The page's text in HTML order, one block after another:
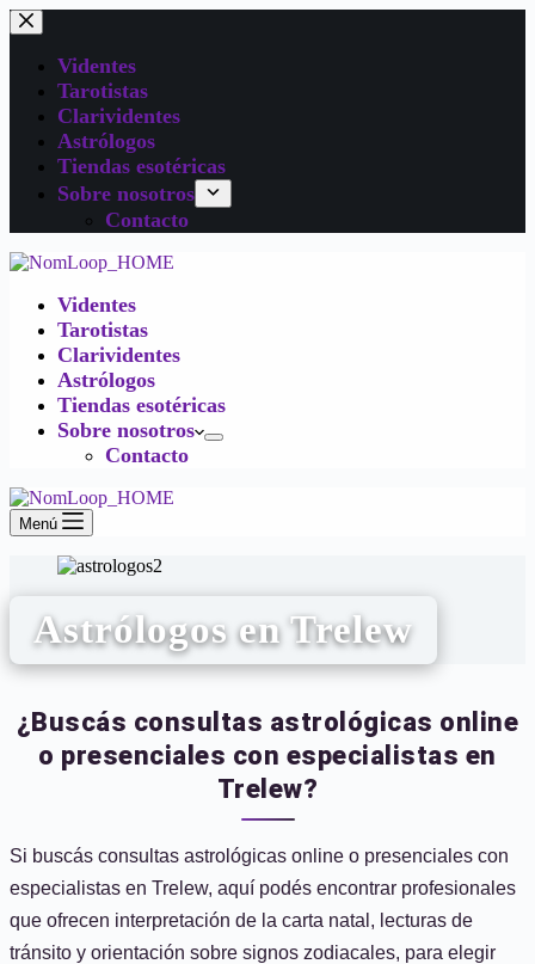
Videntes
Tarotistas
Clarividentes
Astrólogos
Tiendas esotéricas
Sobre nosotros
Contacto
Videntes
Tarotistas
Clarividentes
Astrólogos
Tiendas esotéricas
Sobre nosotros
Contacto
Menú
Astrólogos en Trelew
¿Buscás consultas astrológicas online
o presenciales con especialistas en
Trelew?
Si buscás consultas astrológicas online o presenciales con
especialistas en Trelew, aquí podés encontrar profesionales
que ofrecen interpretación de la carta natal, lecturas de
tránsito y orientación sobre signos zodiacales, para elegir